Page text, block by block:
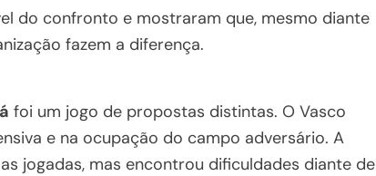
do confronto e mostraram que, mesmo diante
fazem a diferença.
foi um jogo de propostas distintas. O Vasco
e na ocupação do campo adversário. A
jogadas, mas encontrou dificuldades diante de